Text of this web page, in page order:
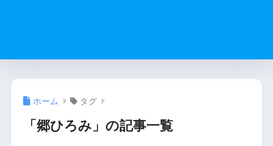
ホーム タグ
「郷ひろみ」の記事一覧